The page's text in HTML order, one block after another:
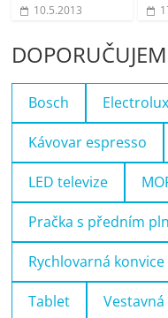
10.5.2013
Bosch Electrolux
Kávovar espresso
LED televize
Pračka s předním
Rychlovarná konvice
Tablet